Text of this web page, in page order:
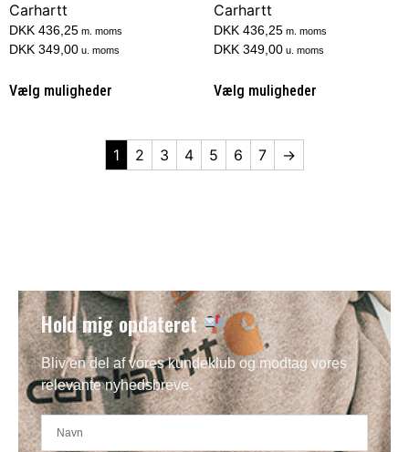
Carhartt
DKK 436,25 m. moms
DKK 349,00 u. moms
Vælg muligheder
Carhartt
DKK 436,25 m. moms
DKK 349,00 u. moms
Vælg muligheder
1 2 3 4 5 6 7 →
Hold mig opdateret
Bliv en del af vores kundeklub og modtag vores
relevante nyhedsbreve.